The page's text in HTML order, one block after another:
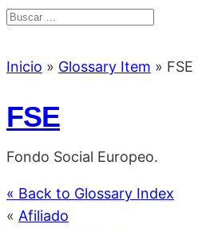
Inicio » Glossary Item » FSE
FSE
Fondo Social Europeo.
« Back to Glossary Index
« Afiliado